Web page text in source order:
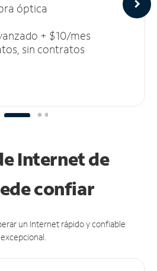
óptica
+ $10/mes
sin contratos
Internet de
confiar
un Internet rápido y confiable